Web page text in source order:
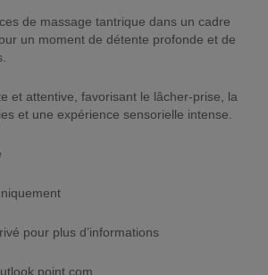
un moment de détente profonde et de
et attentive, favorisant le lâcher-prise, la
et une expérience sensorielle intense.
pour plus d’informations
point com